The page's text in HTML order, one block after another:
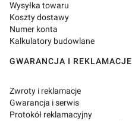
Wysyłka towaru
Koszty dostawy
Numer konta
Kalkulatory budowlane
GWARANCJA I REKLAMACJE
Zwroty i reklamacje
Gwarancja i serwis
Protokół reklamacyjny